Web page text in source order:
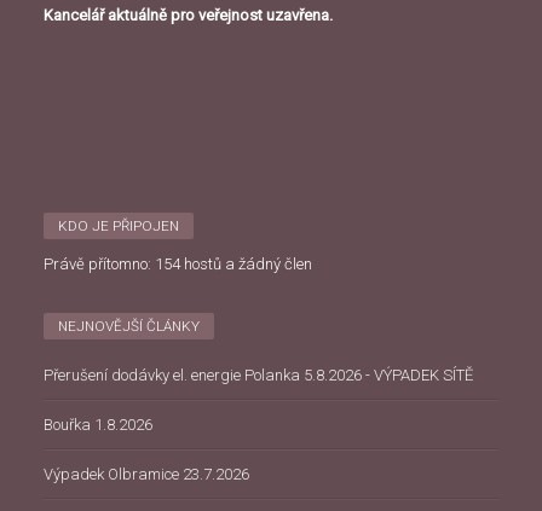
Kancelář aktuálně pro veřejnost uzavřena.
KDO JE PŘIPOJEN
Právě přítomno: 154 hostů a žádný člen
NEJNOVĚJŠÍ ČLÁNKY
Přerušení dodávky el. energie Polanka 5.8.2026 - VÝPADEK SÍTĚ
Bouřka 1.8.2026
Výpadek Olbramice 23.7.2026